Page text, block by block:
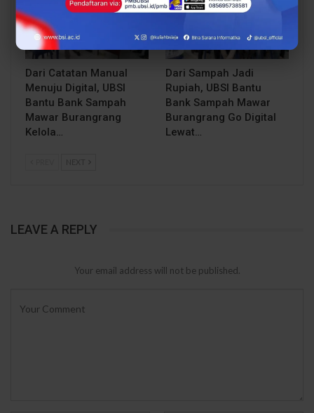
Dari Catatan Manual
Menuju Digital, UBSI
Bantu Bank Sampah
Mawar Burangrang
Kelola…
Dari Sampah Jadi
Rupiah, UBSI Bantu
Bank Sampah Mawar
Burangrang Go Digital
Lewat…
NEXT
LEAVE A REPLY
Your email address will not be published.